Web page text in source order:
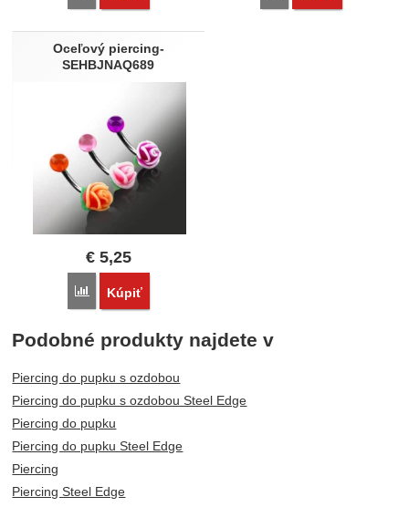
Oceľový piercing-
SEHBJNAQ689
€ 5,25
Porovnať
Kúpiť
Podobné produkty najdete v
Piercing do pupku s ozdobou
Piercing do pupku s ozdobou Steel Edge
Piercing do pupku
Piercing do pupku Steel Edge
Piercing
Piercing Steel Edge